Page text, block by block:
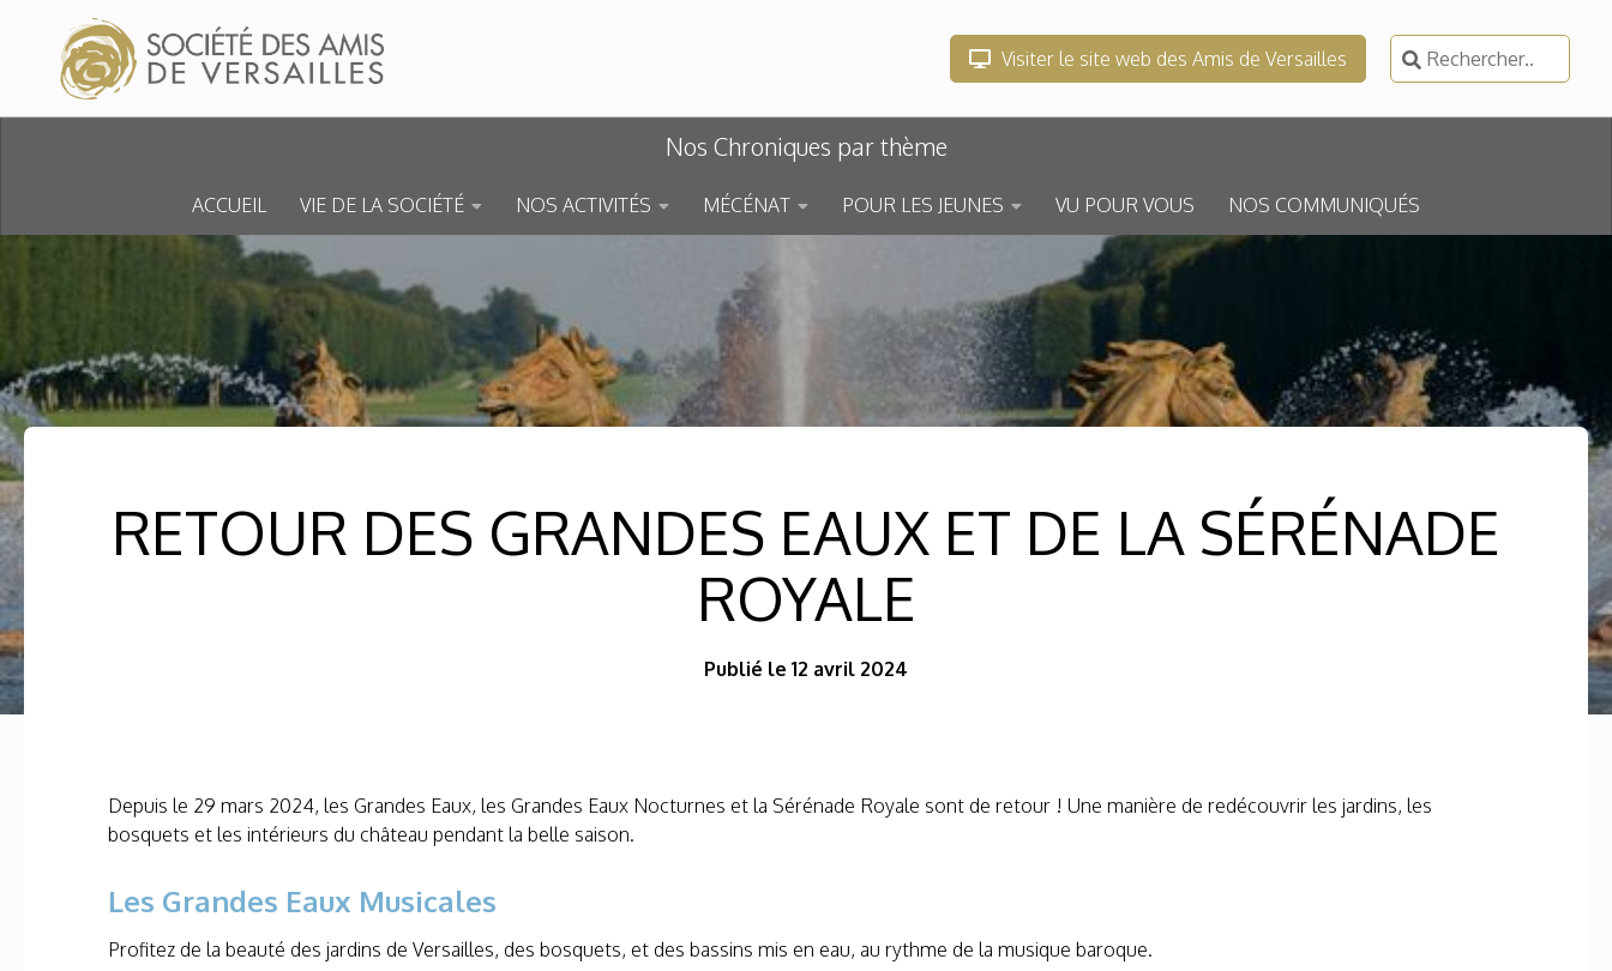
Skip to content
Visiter le site web des Amis de Versailles
Rechercher :
Nos Chroniques par thème
ACCUEIL VIE DE LA SOCIÉTÉ NOS ACTIVITÉS MÉCÉNAT POUR LES JEUNES VU POUR VOUS NOS COMMUNIQUÉS
RETOUR DES GRANDES EAUX ET DE LA SÉRÉNADE
ROYALE
Publié le 12 avril 2024
Depuis le 29 mars 2024, les Grandes Eaux, les Grandes Eaux Nocturnes et la Sérénade Royale sont de retour ! Une manière de redécouvrir les jardins, les
bosquets et les intérieurs du château pendant la belle saison.
Les Grandes Eaux Musicales
Profitez de la beauté des jardins de Versailles, des bosquets, et des bassins mis en eau, au rythme de la musique baroque.